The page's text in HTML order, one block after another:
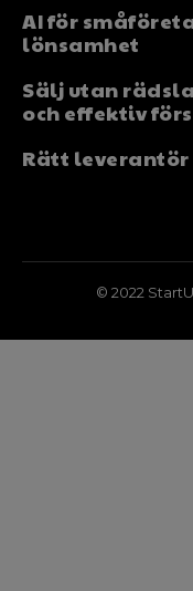
AI för
lönsamhet
Sälj utan
och effektiv
Rätt
© 2022